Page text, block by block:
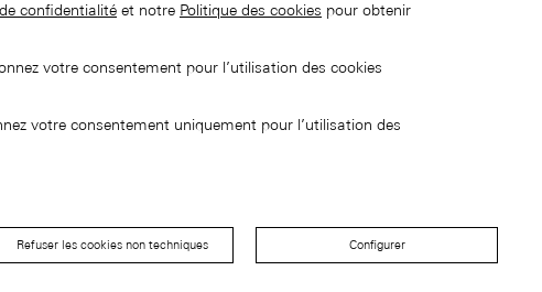
confidentialité et notre Politique des cookies pour obtenir
votre consentement pour l’utilisation des cookies
votre consentement uniquement pour l’utilisation des
Refuser les cookies non techniques Configurer